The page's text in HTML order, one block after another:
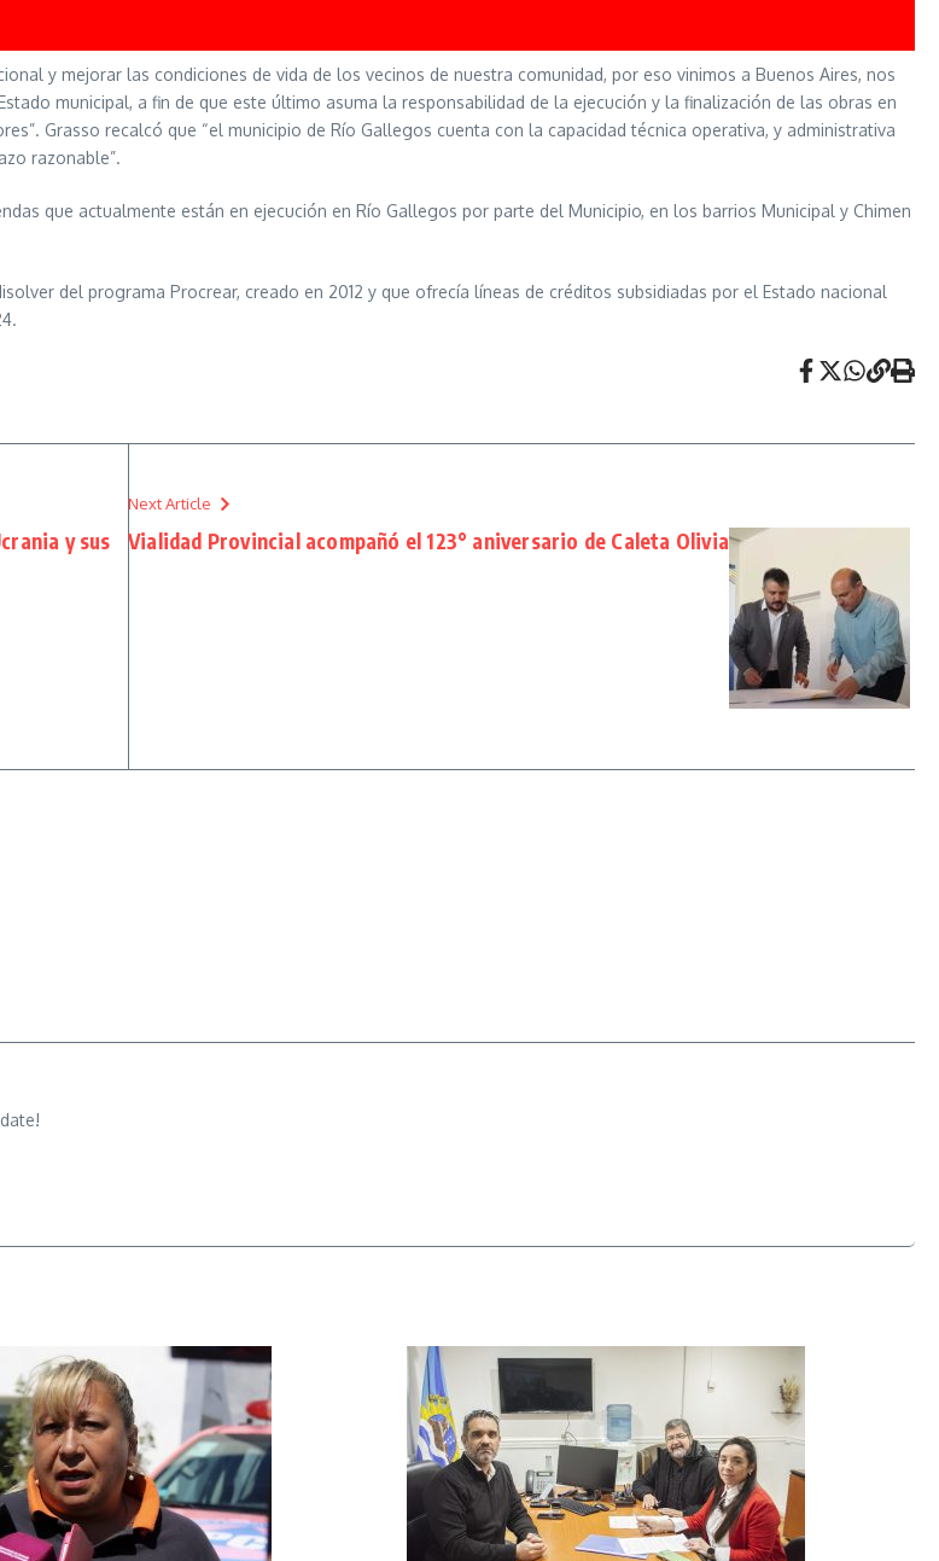
y mejorar las condiciones de vida de los vecinos de nuestra comunidad, por eso vinimos a Buenos Aires, nos
municipal, a fin de que este último asuma la responsabilidad de la ejecución y la finalización de las obras en
Grasso recalcó que “el municipio de Río Gallegos cuenta con la capacidad técnica operativa, y administrativa
razonable”.
que actualmente están en ejecución en Río Gallegos por parte del Municipio, en los barrios Municipal y Chimen
del programa Procrear, creado en 2012 y que ofrecía líneas de créditos subsidiadas por el Estado nacional
y sus
Next Article
Vialidad Provincial acompañó el 123° aniversario de Caleta Olivia